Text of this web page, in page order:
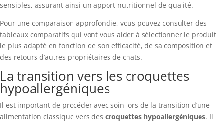
sensibles, assurant ainsi un apport nutritionnel de qualité.
Pour une comparaison approfondie, vous pouvez consulter des
tableaux comparatifs qui vont vous aider à sélectionner le produit
le plus adapté en fonction de son efficacité, de sa composition et
des retours d’autres propriétaires de chats.
La transition vers les croquettes
hypoallergéniques
Il est important de procéder avec soin lors de la transition d’une
alimentation classique vers des croquettes hypoallergéniques. Il